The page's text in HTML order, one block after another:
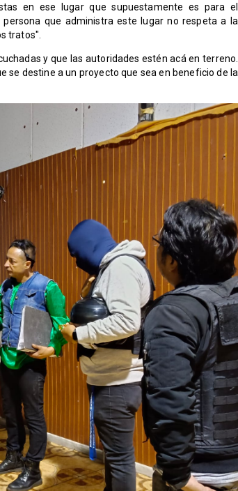
en ese lugar que supuestamente es para el
que administra este lugar no respeta a la
tratos".
y que las autoridades estén acá en terreno.
se destine a un proyecto que sea en beneficio de la